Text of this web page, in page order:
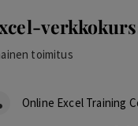
toimitus
Online Excel Training